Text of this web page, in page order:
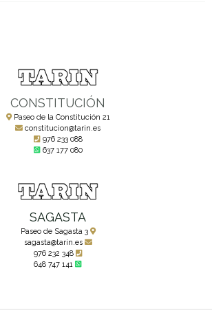
CONSTITUCIÓN
Paseo de la Constitución 21
constitucion@tarin.es
976 233 088
637 177 080
SAGASTA
Paseo de Sagasta 3
sagasta@tarin.es
976 232 348
648 747 141